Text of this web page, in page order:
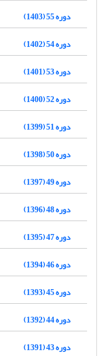
دوره 55 (1403)
دوره 54 (1402)
دوره 53 (1401)
دوره 52 (1400)
دوره 51 (1399)
دوره 50 (1398)
دوره 49 (1397)
دوره 48 (1396)
دوره 47 (1395)
دوره 46 (1394)
دوره 45 (1393)
دوره 44 (1392)
دوره 43 (1391)